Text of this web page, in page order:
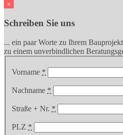
×
Schreiben Sie uns
... ein paar Worte zu Ihrem
zu einem unverbindlichen
Vorname *
Nachname *
Straße + Nr. *
PLZ *